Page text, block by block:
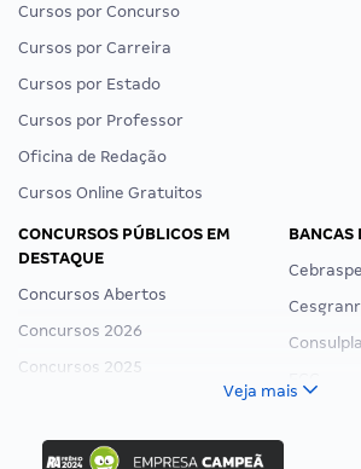
Cursos por Concurso
Cursos por Carreira
Cursos por Estado
Cursos por Professor
Oficina de Redação
Cursos Online Gratuitos
CONCURSOS PÚBLICOS EM
DESTAQUE
Concursos Abertos
Concursos 2026
Concursos 2025
Concurso Nacional Unificado
Concurso Ibama
BANCAS
Cebraspe
Veja mais